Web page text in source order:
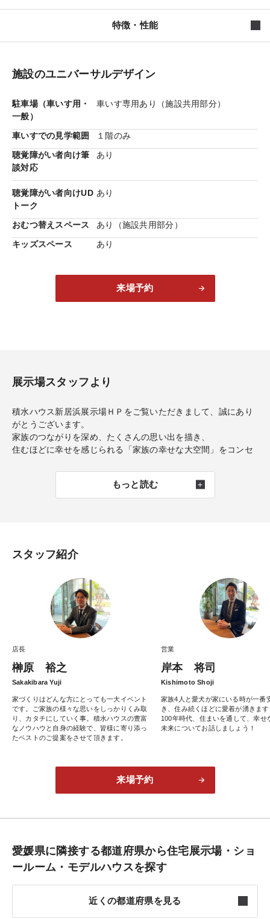
特徴・性能
スローリビング
ローリビング」。科学的に検証された「心地よさ」が体
験できます。
施設のユニバーサルデザイン
駐車場（車いす用・
一般）
車いす専用あり（施設共用部分）
車いすでの見学範囲
１階のみ
聴覚障がい者向け筆
談対応
あり
聴覚障がい者向けUD
トーク
あり
おむつ替えスペース
あり（施設共用部分）
キッズスペース
あり
来場予約
展示場スタッフより
積水ハウス新居浜展示場ＨＰをご覧いただきまして、誠にあり
がとうございます。
家族のつながりを深め、たくさんの思い出を描き、
住むほどに幸せを感じられる「家族の幸せな大空間」をコンセ
ご来場の際は『ご来場予約』が便利です。ぜひご利用くださ
もっと読む
スタッフ紹介
店長
榊原 裕之
Sakakibara Yuji
家づくりはどんな方にとっても一大イベント
です。ご家族の様々な思いをしっかりくみ取
り、カタチにしていく事。積水ハウスの豊富
なノウハウと自身の経験で、皆様に寄り添っ
たベストのご提案をさせて頂きます。
営業
岸本 将司
Kishimoto Shoji
家族4人と愛犬が家にいる時が一番
き、住み続くほどに愛着が湧きま
100年時代、住まいを通して、幸せ
未来についてお話しましょう！
来場予約
愛媛県に隣接する都道府県から住宅展示場・ショ
ールーム・モデルハウスを探す
近くの都道府県を見る